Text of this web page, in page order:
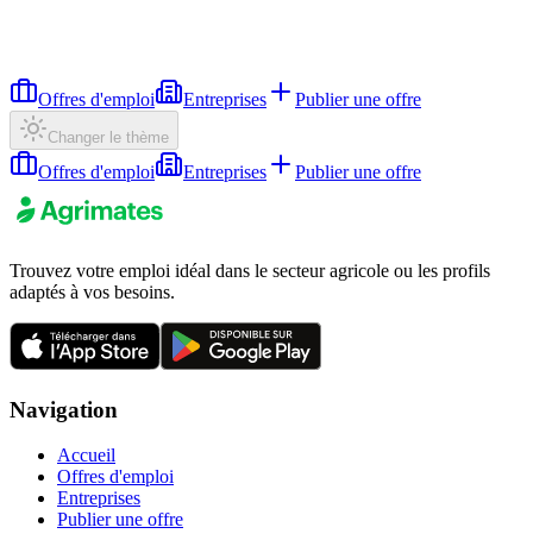
Offres d'emploi Entreprises Publier une offre
Changer le thème
Offres d'emploi Entreprises Publier une offre
Trouvez votre emploi idéal dans le secteur agricole ou les profils
adaptés à vos besoins.
Navigation
Accueil
Offres d'emploi
Entreprises
Publier une offre